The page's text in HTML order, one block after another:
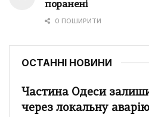
поранені
0 ПОШИРИТИ
ОСТАННІ НОВИНИ
Частина Одеси
через локальну